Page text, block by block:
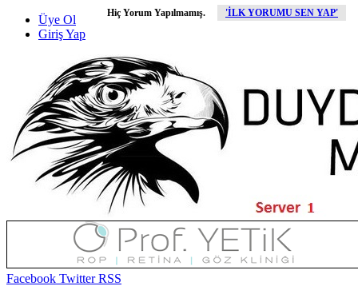
Üye Ol
Giriş Yap
Facebook TwitterRSS
Hiç Yorum Yapılmamış. 'İLK YORUMU SEN YAP'